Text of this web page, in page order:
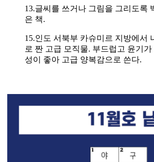
13.글씨를 쓰거나 그림을 그리도록
은 책.
15.인도 서북부 카슈미르 지방에서
로 짠 고급 모직물. 부드럽고 윤기
성이 좋아 고급 양복감으로 쓴다.